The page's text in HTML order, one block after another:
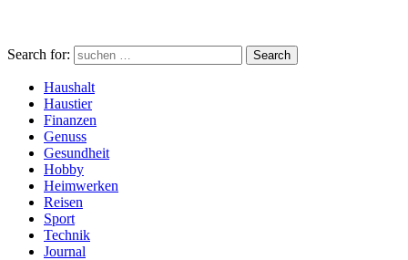
Search for: Search
Haushalt
Haustier
Finanzen
Genuss
Gesundheit
Hobby
Heimwerken
Reisen
Sport
Technik
Journal